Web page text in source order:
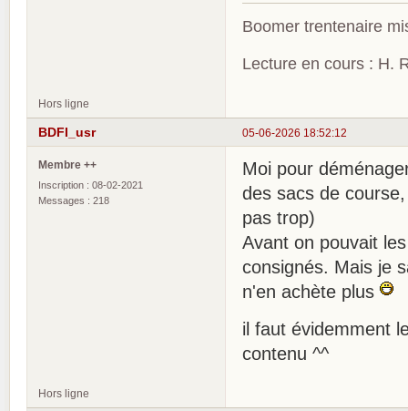
Boomer trentenaire
Lecture en cours : H.
Hors ligne
05-06-2026 18:52:12
BDFI_usr
Membre ++
Inscription : 08-02-2021
Messages : 218
Moi pour
des sacs de
pas trop)
Avant on pouvait
consignés. Mais je
n'en achète plus
il faut évidemment
contenu ^^
Hors ligne